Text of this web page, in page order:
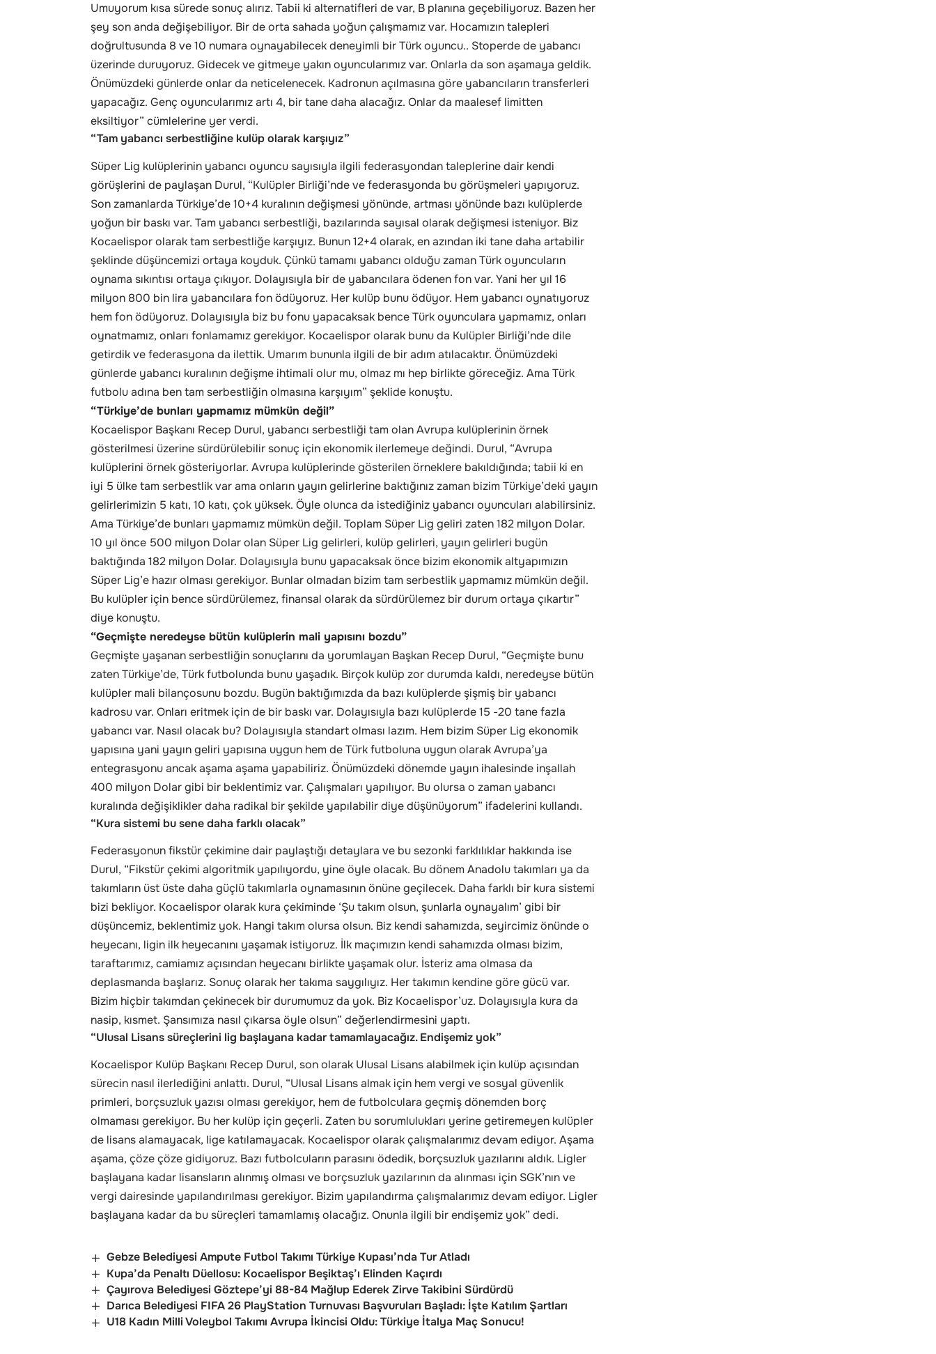
Umuyorum kısa sürede sonuç alırız. Tabii ki alternatifleri de var, B planına geçebiliyoruz. Bazen her
şey son anda değişebiliyor. Bir de orta sahada yoğun çalışmamız var. Hocamızın talepleri
doğrultusunda 8 ve 10 numara oynayabilecek deneyimli bir Türk oyuncu.. Stoperde de yabancı
üzerinde duruyoruz. Gidecek ve gitmeye yakın oyuncularımız var. Onlarla da son aşamaya geldik.
Önümüzdeki günlerde onlar da neticelenecek. Kadronun açılmasına göre yabancıların transferleri
yapacağız. Genç oyuncularımız artı 4, bir tane daha alacağız. Onlar da maalesef limitten
eksiltiyor” cümlelerine yer verdi.
“Tam yabancı serbestliğine kulüp olarak karşıyız”
Süper Lig kulüplerinin yabancı oyuncu sayısıyla ilgili federasyondan taleplerine dair kendi
görüşlerini de paylaşan Durul, “Kulüpler Birliği’nde ve federasyonda bu görüşmeleri yapıyoruz.
Son zamanlarda Türkiye’de 10+4 kuralının değişmesi yönünde, artması yönünde bazı kulüplerde
yoğun bir baskı var. Tam yabancı serbestliği, bazılarında sayısal olarak değişmesi isteniyor. Biz
Kocaelispor olarak tam serbestliğe karşıyız. Bunun 12+4 olarak, en azından iki tane daha artabilir
şeklinde düşüncemizi ortaya koyduk. Çünkü tamamı yabancı olduğu zaman Türk oyuncuların
oynama sıkıntısı ortaya çıkıyor. Dolayısıyla bir de yabancılara ödenen fon var. Yani her yıl 16
milyon 800 bin lira yabancılara fon ödüyoruz. Her kulüp bunu ödüyor. Hem yabancı oynatıyoruz
hem fon ödüyoruz. Dolayısıyla biz bu fonu yapacaksak bence Türk oyunculara yapmamız, onları
oynatmamız, onları fonlamamız gerekiyor. Kocaelispor olarak bunu da Kulüpler Birliği’nde dile
getirdik ve federasyona da ilettik. Umarım bununla ilgili de bir adım atılacaktır. Önümüzdeki
günlerde yabancı kuralının değişme ihtimali olur mu, olmaz mı hep birlikte göreceğiz. Ama Türk
futbolu adına ben tam serbestliğin olmasına karşıyım” şeklide konuştu.
“Türkiye’de bunları yapmamız mümkün değil”
Kocaelispor Başkanı Recep Durul, yabancı serbestliği tam olan Avrupa kulüplerinin örnek
gösterilmesi üzerine sürdürülebilir sonuç için ekonomik ilerlemeye değindi. Durul, “Avrupa
kulüplerini örnek gösteriyorlar. Avrupa kulüplerinde gösterilen örneklere bakıldığında; tabii ki en
iyi 5 ülke tam serbestlik var ama onların yayın gelirlerine baktığınız zaman bizim Türkiye’deki yayın
gelirlerimizin 5 katı, 10 katı, çok yüksek. Öyle olunca da istediğiniz yabancı oyuncuları alabilirsiniz.
Ama Türkiye’de bunları yapmamız mümkün değil. Toplam Süper Lig geliri zaten 182 milyon Dolar.
10 yıl önce 500 milyon Dolar olan Süper Lig gelirleri, kulüp gelirleri, yayın gelirleri bugün
baktığında 182 milyon Dolar. Dolayısıyla bunu yapacaksak önce bizim ekonomik altyapımızın
Süper Lig’e hazır olması gerekiyor. Bunlar olmadan bizim tam serbestlik yapmamız mümkün değil.
Bu kulüpler için bence sürdürülemez, finansal olarak da sürdürülemez bir durum ortaya çıkartır”
diye konuştu.
“Geçmişte neredeyse bütün kulüplerin mali yapısını bozdu”
Geçmişte yaşanan serbestliğin sonuçlarını da yorumlayan Başkan Recep Durul, “Geçmişte bunu
zaten Türkiye’de, Türk futbolunda bunu yaşadık. Birçok kulüp zor durumda kaldı, neredeyse bütün
kulüpler mali bilançosunu bozdu. Bugün baktığımızda da bazı kulüplerde şişmiş bir yabancı
kadrosu var. Onları eritmek için de bir baskı var. Dolayısıyla bazı kulüplerde 15 -20 tane fazla
yabancı var. Nasıl olacak bu? Dolayısıyla standart olması lazım. Hem bizim Süper Lig ekonomik
yapısına yani yayın geliri yapısına uygun hem de Türk futboluna uygun olarak Avrupa’ya
entegrasyonu ancak aşama aşama yapabiliriz. Önümüzdeki dönemde yayın ihalesinde inşallah
400 milyon Dolar gibi bir beklentimiz var. Çalışmaları yapılıyor. Bu olursa o zaman yabancı
kuralında değişiklikler daha radikal bir şekilde yapılabilir diye düşünüyorum” ifadelerini kullandı.
“Kura sistemi bu sene daha farklı olacak”
Federasyonun fikstür çekimine dair paylaştığı detaylara ve bu sezonki farklılıklar hakkında ise
Durul, “Fikstür çekimi algoritmik yapılıyordu, yine öyle olacak. Bu dönem Anadolu takımları ya da
takımların üst üste daha güçlü takımlarla oynamasının önüne geçilecek. Daha farklı bir kura sistemi
bizi bekliyor. Kocaelispor olarak kura çekiminde ‘Şu takım olsun, şunlarla oynayalım’ gibi bir
düşüncemiz, beklentimiz yok. Hangi takım olursa olsun. Biz kendi sahamızda, seyircimiz önünde o
heyecanı, ligin ilk heyecanını yaşamak istiyoruz. İlk maçımızın kendi sahamızda olması bizim,
taraftarımız, camiamız açısından heyecanı birlikte yaşamak olur. İsteriz ama olmasa da
deplasmanda başlarız. Sonuç olarak her takıma saygılıyız. Her takımın kendine göre gücü var.
Bizim hiçbir takımdan çekinecek bir durumumuz da yok. Biz Kocaelispor’uz. Dolayısıyla kura da
nasip, kısmet. Şansımıza nasıl çıkarsa öyle olsun” değerlendirmesini yaptı.
“Ulusal Lisans süreçlerini lig başlayana kadar tamamlayacağız. Endişemiz yok”
Kocaelispor Kulüp Başkanı Recep Durul, son olarak Ulusal Lisans alabilmek için kulüp açısından
sürecin nasıl ilerlediğini anlattı. Durul, “Ulusal Lisans almak için hem vergi ve sosyal güvenlik
primleri, borçsuzluk yazısı olması gerekiyor, hem de futbolculara geçmiş dönemden borç
olmaması gerekiyor. Bu her kulüp için geçerli. Zaten bu sorumlulukları yerine getiremeyen kulüpler
de lisans alamayacak, lige katılamayacak. Kocaelispor olarak çalışmalarımız devam ediyor. Aşama
aşama, çöze çöze gidiyoruz. Bazı futbolcuların parasını ödedik, borçsuzluk yazılarını aldık. Ligler
başlayana kadar lisansların alınmış olması ve borçsuzluk yazılarının da alınması için SGK’nın ve
vergi dairesinde yapılandırılması gerekiyor. Bizim yapılandırma çalışmalarımız devam ediyor. Ligler
başlayana kadar da bu süreçleri tamamlamış olacağız. Onunla ilgili bir endişemiz yok” dedi.
Gebze Belediyesi Ampute Futbol Takımı Türkiye Kupası’nda Tur Atladı
Kupa’da Penaltı Düellosu: Kocaelispor Beşiktaş’ı Elinden Kaçırdı
Çayırova Belediyesi Göztepe’yi 88-84 Mağlup Ederek Zirve Takibini Sürdürdü
Darıca Belediyesi FIFA 26 PlayStation Turnuvası Başvuruları Başladı: İşte Katılım Şartları
U18 Kadın Milli Voleybol Takımı Avrupa İkincisi Oldu: Türkiye İtalya Maç Sonucu!